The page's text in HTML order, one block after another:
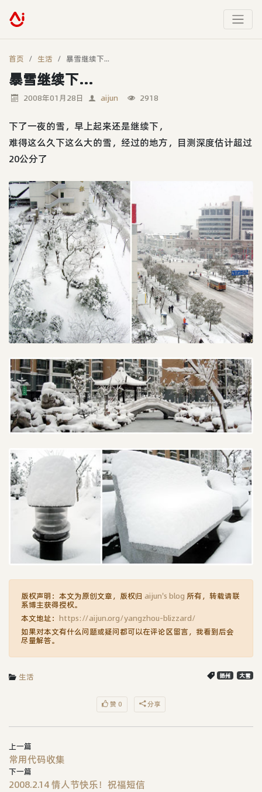
首页 生活 暴雪继续下...
暴雪继续下...
2008年01月28日 aijun 2918
下了一夜的雪，早上起来还是继续下，
难得这么久下这么大的雪，经过的地方，目测深度估计超过
20公分了
版权声明：本文为原创文章，版权归 aijun's blog 所有，转载请联
系博主获得授权。
本文地址： https://aijun.org/yangzhou-blizzard/
如果对本文有什么问题或疑问都可以在评论区留言，我看到后会
尽量解答。
生活 扬州 大雪
赞 0 分享
上一篇
常用代码收集
下一篇
2008.2.14 情人节快乐！祝福短信